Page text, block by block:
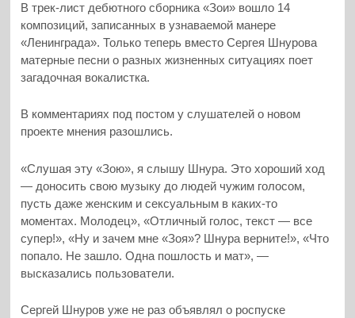
В трек-лист дебютного сборника «Зои» вошло 14
композиций, записанных в узнаваемой манере
«Ленинграда». Только теперь вместо Сергея Шнурова
матерные песни о разных жизненных ситуациях поет
загадочная вокалистка.
В комментариях под постом у слушателей о новом
проекте мнения разошлись.
«Слушая эту «Зою», я слышу Шнура. Это хороший ход
— доносить свою музыку до людей чужим голосом,
пусть даже женским и сексуальным в каких-то
моментах. Молодец», «Отличный голос, текст — все
супер!», «Ну и зачем мне «Зоя»? Шнура верните!», «Что
попало. Не зашло. Одна пошлость и мат», —
высказались пользователи.
Сергей Шнуров уже не раз объявлял о роспуске